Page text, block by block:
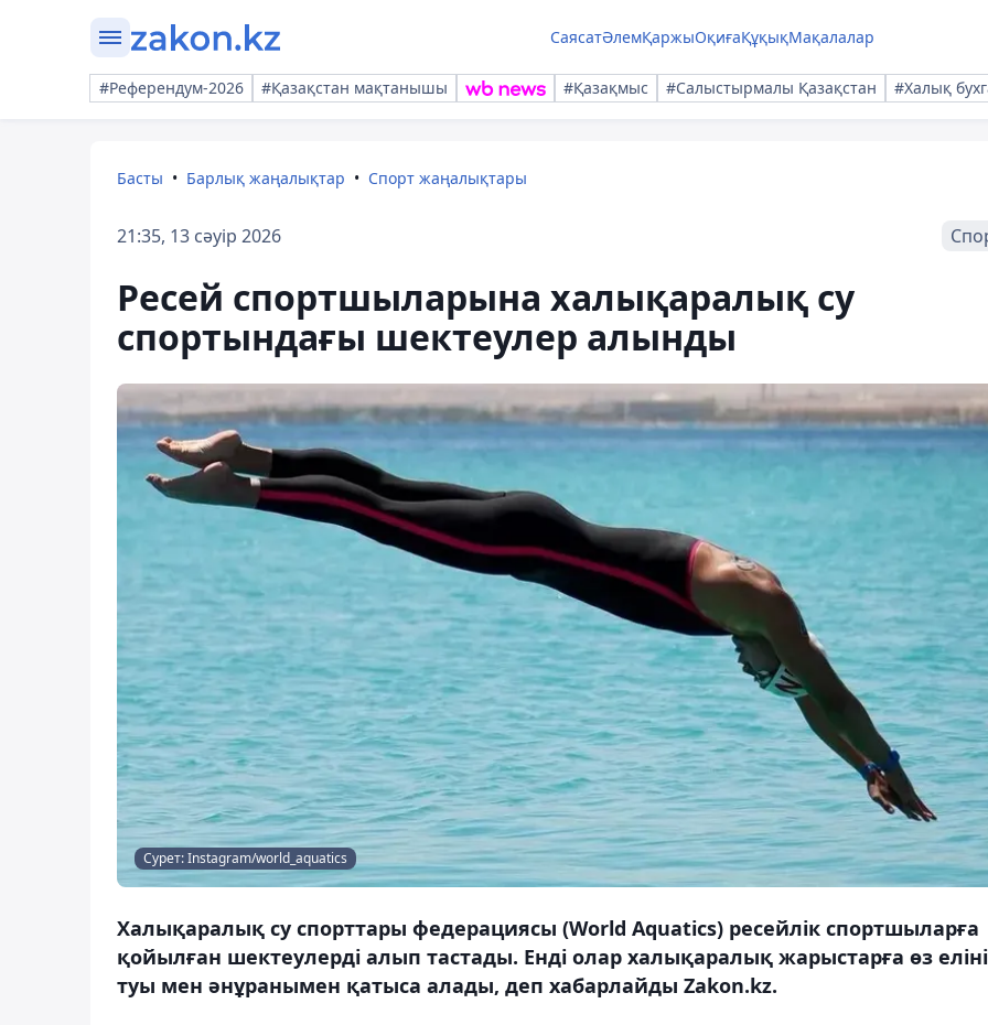
СаясатӘлемҚаржыОқиғаҚұқықМақалалар
#Референдум-2026 #Қазақстан мақтанышы #Қазақмыс #Салыстырмалы Қазақстан #Халық
Басты Барлық жаңалықтар Спорт жаңалықтары
21:35, 13 сәуір 2026
Ресей спортшыларына халықаралық су
спортындағы шектеулер алынды
Сурет: Instagram/world_aquatics
Халықаралық су спорттары федерациясы (World Aquatics) ресейлік спортшыларға
қойылған шектеулерді алып тастады. Енді олар халықаралық жарыстарға өз
туы мен әнұранымен қатыса алады, деп хабарлайды Zakon.kz.